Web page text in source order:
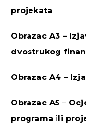
projekata
Obrazac A3 –
dvostrukog
Obrazac A4 –
Obrazac A5 –
programa ili